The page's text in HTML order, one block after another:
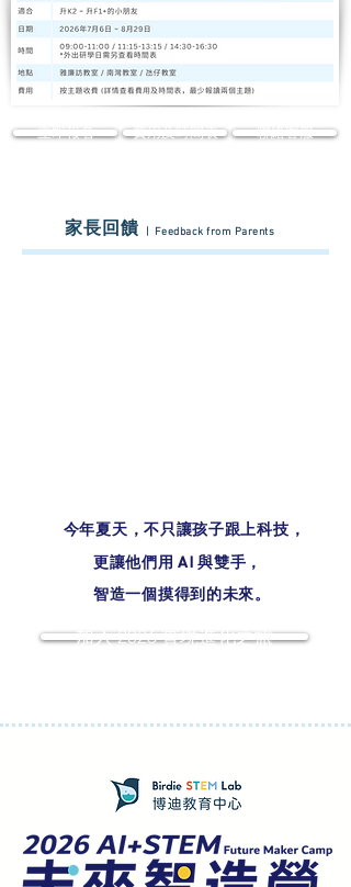
立即報名 費用及時間表 聯絡客服
家長回饋 | Feedback from Parents
更讓他們用 AI 與雙手，
今年夏天，不只讓孩子跟上科技，
智造一個摸得到的未來。
加入 2026 實境進化之旅